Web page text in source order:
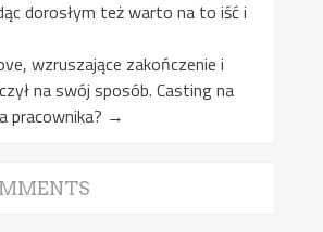
dorosłym też warto na to iść i
wzruszające zakończenie i
na swój sposób. Casting na
pracownika? →